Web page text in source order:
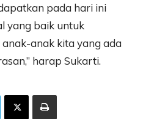
pada hari ini
yang baik untuk
anak kita yang ada
harap Sukarti.